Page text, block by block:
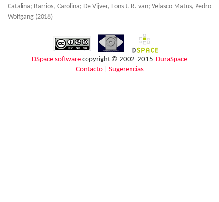
Catalina; Barrios, Carolina; De Vijver, Fons J. R. van;Velasco Matus, Pedro
Wolfgang (2018)
DSpace software copyright © 2002-2015 DuraSpace
Contacto| Sugerencias